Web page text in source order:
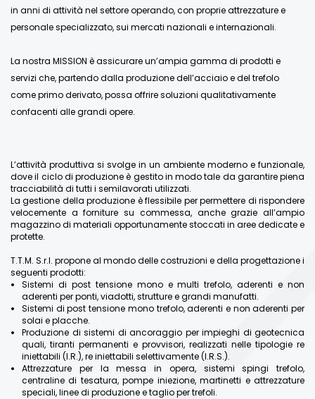
in anni di attività nel settore operando, con proprie attrezzature e
personale specializzato, sui mercati nazionali e internazionali.
La nostra MISSION è assicurare un’ampia gamma di prodotti e
servizi che, partendo dalla produzione dell’acciaio e del trefolo
come primo derivato, possa offrire soluzioni qualitativamente
confacenti alle grandi opere.
L’attività produttiva si svolge in un ambiente moderno e funzionale,
dove il ciclo di produzione è gestito in modo tale da garantire piena
tracciabilità di tutti i semilavorati utilizzati.
La gestione della produzione è flessibile per permettere di rispondere
velocemente a forniture su commessa, anche grazie all’ampio
magazzino di materiali opportunamente stoccati in aree dedicate e
protette.
T.T.M. S.r.l. propone al mondo delle costruzioni e della progettazione i
seguenti prodotti:
Sistemi di post tensione mono e multi trefolo, aderenti e non
aderenti per ponti, viadotti, strutture e grandi manufatti.
Sistemi di post tensione mono trefolo, aderenti e non aderenti per
solai e placche.
Produzione di sistemi di ancoraggio per impieghi di geotecnica
quali, tiranti permanenti e provvisori, realizzati nelle tipologie re
iniettabili (I.R.), re iniettabili selettivamente (I.R.S.).
Attrezzature per la messa in opera, sistemi spingi trefolo,
centraline di tesatura, pompe iniezione, martinetti e attrezzature
speciali, linee di produzione e taglio per trefoli.